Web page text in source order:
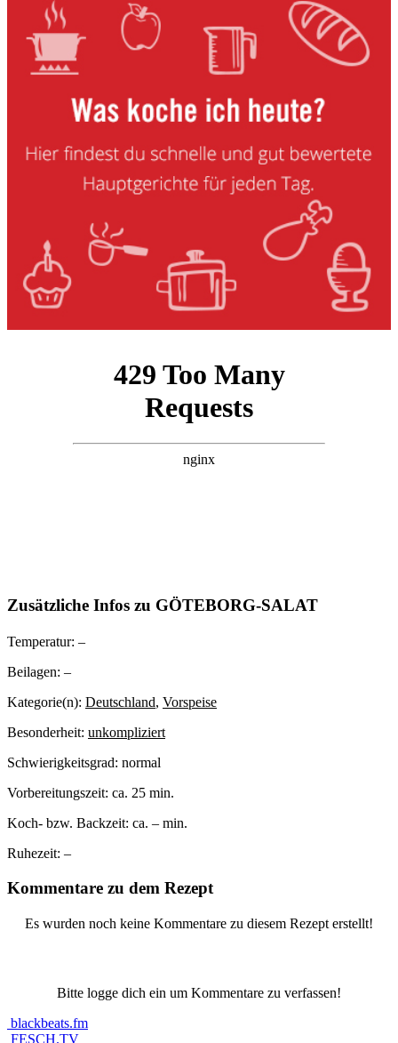
Zusätzliche Infos zu GÖTEBORG-SALAT
Temperatur: –
Beilagen: –
Kategorie(n): Deutschland, Vorspeise
Besonderheit: unkompliziert
Schwierigkeitsgrad: normal
Vorbereitungszeit: ca. 25 min.
Koch- bzw. Backzeit: ca. – min.
Ruhezeit: –
Kommentare zu dem Rezept
Es wurden noch keine Kommentare zu diesem Rezept erstellt!
Bitte logge dich ein um Kommentare zu verfassen!
blackbeats.fm
FESCH.TV